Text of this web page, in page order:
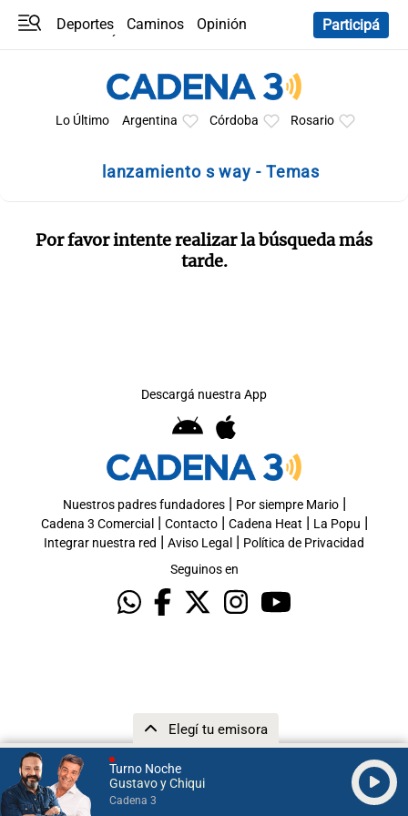
Turno Noche
Gustavo y Chiqui
Cadena 3
Elegí tu emisora
Deportes Caminos
Opinión
Participá
Lo Último Argentina Córdoba Rosario
lanzamiento s way - Temas
Por favor intente realizar la búsqueda más
tarde.
Descargá nuestra App
Nuestros padres fundadores| Por siempre Mario|
Cadena 3 Comercial | Contacto| Cadena Heat | La Popu |
Integrar nuestra red | Aviso Legal | Política de Privacidad
Seguinos en